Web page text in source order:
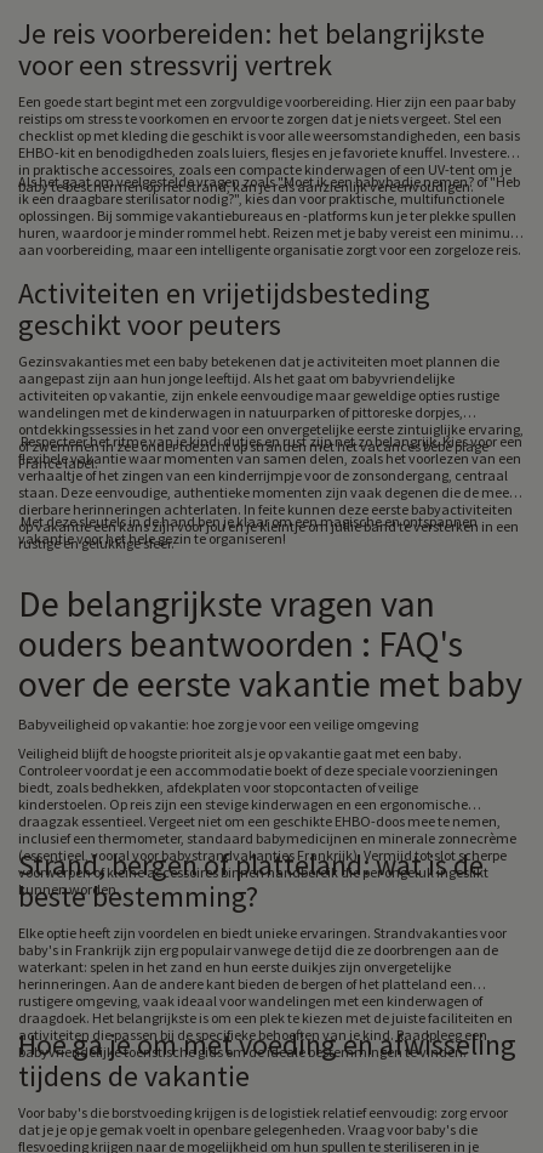
Je reis voorbereiden: het belangrijkste
voor een stressvrij vertrek
Een goede start begint met een zorgvuldige voorbereiding. Hier zijn een paar baby
reistips om stress te voorkomen en ervoor te zorgen dat je niets vergeet. Stel een
checklist op met kleding die geschikt is voor alle weersomstandigheden, een basis
EHBO-kit en benodigdheden zoals luiers, flesjes en je favoriete knuffel. Investeren
in praktische accessoires, zoals een compacte kinderwagen of een UV-tent om je
baby te beschermen op het strand, kan je reis aanzienlijk vereenvoudigen.
Als het gaat om veelgestelde vragen zoals "Moet ik een babybadje nemen? of "Heb
ik een draagbare sterilisator nodig?", kies dan voor praktische, multifunctionele
oplossingen. Bij sommige vakantiebureaus en -platforms kun je ter plekke spullen
huren, waardoor je minder rommel hebt. Reizen met je baby vereist een minimum
aan voorbereiding, maar een intelligente organisatie zorgt voor een zorgeloze reis.
Activiteiten en vrijetijdsbesteding
geschikt voor peuters
Gezinsvakanties met een baby betekenen dat je activiteiten moet plannen die
aangepast zijn aan hun jonge leeftijd. Als het gaat om babyvriendelijke
activiteiten op vakantie, zijn enkele eenvoudige maar geweldige opties rustige
wandelingen met de kinderwagen in natuurparken of pittoreske dorpjes,
ontdekkingssessies in het zand voor een onvergetelijke eerste zintuiglijke ervaring,
of zwemmen in zee onder toezicht op stranden met het vacances bébé plage
France label.
Respecteer het ritme van je kind: dutjes en rust zijn net zo belangrijk. Kies voor een
flexibele vakantie waar momenten van samen delen, zoals het voorlezen van een
verhaaltje of het zingen van een kinderrijmpje voor de zonsondergang, centraal
staan. Deze eenvoudige, authentieke momenten zijn vaak degenen die de meest
dierbare herinneringen achterlaten. In feite kunnen deze eerste babyactiviteiten
op vakantie een kans zijn voor jou en je kleintje om jullie band te versterken in een
rustige en gelukkige sfeer.
Met deze sleutels in de hand ben je klaar om een magische en ontspannen
vakantie voor het hele gezin te organiseren!
De belangrijkste vragen van
ouders beantwoorden : FAQ's
over de eerste vakantie met baby
Babyveiligheid op vakantie: hoe zorg je voor een veilige omgeving
Veiligheid blijft de hoogste prioriteit als je op vakantie gaat met een baby.
Controleer voordat je een accommodatie boekt of deze speciale voorzieningen
biedt, zoals bedhekken, afdekplaten voor stopcontacten of veilige
kinderstoelen. Op reis zijn een stevige kinderwagen en een ergonomische
draagzak essentieel. Vergeet niet om een geschikte EHBO-doos mee te nemen,
inclusief een thermometer, standaard babymedicijnen en minerale zonnecrème
(essentieel, vooral voor babystrandvakanties Frankrijk). Vermijd tot slot scherpe
voorwerpen of kleine accessoires binnen handbereik die per ongeluk ingeslikt
kunnen worden.
Strand, bergen of platteland: wat is de
beste bestemming?
Elke optie heeft zijn voordelen en biedt unieke ervaringen. Strandvakanties voor
baby's in Frankrijk zijn erg populair vanwege de tijd die ze doorbrengen aan de
waterkant: spelen in het zand en hun eerste duikjes zijn onvergetelijke
herinneringen. Aan de andere kant bieden de bergen of het platteland een
rustigere omgeving, vaak ideaal voor wandelingen met een kinderwagen of
draagdoek. Het belangrijkste is om een plek te kiezen met de juiste faciliteiten en
activiteiten die passen bij de specifieke behoeften van je kind. Raadpleeg een
babyvriendelijke toeristische gids om de ideale bestemmingen te vinden.
Hoe ga je om met voeding en afwisseling
tijdens de vakantie
Voor baby's die borstvoeding krijgen is de logistiek relatief eenvoudig: zorg ervoor
dat je je op je gemak voelt in openbare gelegenheden. Vraag voor baby's die
flesvoeding krijgen naar de mogelijkheid om hun spullen te steriliseren in je